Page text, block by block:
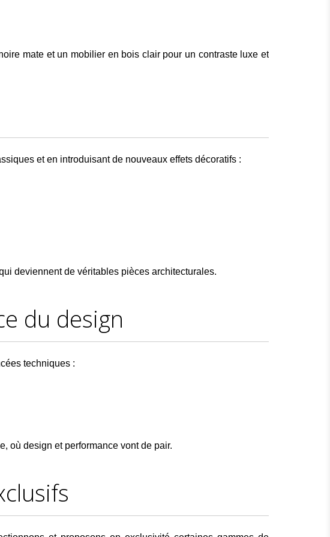
mate et un mobilier en bois clair pour un contraste luxe et
et en introduisant de nouveaux effets décoratifs :
deviennent de véritables pièces architecturales.
du design
techniques :
où design et performance vont de pair.